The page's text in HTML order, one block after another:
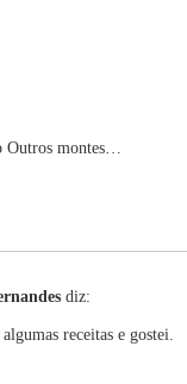
montes…
diz:
receitas e gostei.